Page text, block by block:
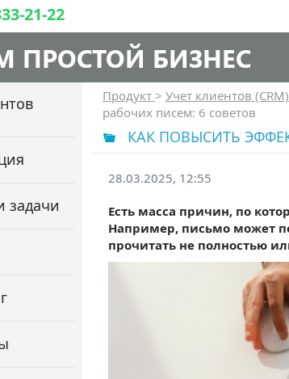
21-22
ПРОСТОЙ БИЗНЕС
задачи
Продукт > Учет клиентов (CRM)
рабочих писем: 6 советов
КАК ПОВЫСИТЬ
28.03.2025, 12:55
Есть масса причин, по
Например, письмо может
прочитать не полностью